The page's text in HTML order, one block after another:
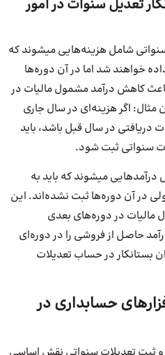
تعدیل سنوات در امور
اقلام بدهکار در حساب تعدیلات سنواتی شامل هزینه‌هایی می‎شوند که
خواهند شد اما در آن دوره‌ها
کاهش درآمد مشمول مالیات در
اگر هزینه‌ای در سال جاری
در سال قبل باشد، باید
سنواتی ثبت شود.
از سوی دیگر، اقلام بستانکار شامل درآمدهایی می‎شوند که باید به
در آن دوره‌ها ثبت نشده‌اند. این
مالیات در دوره‌های بعدی
حاصل از فروشی را در دوره‌ای
بستانکار در حساب تعدیلات
حسابداری در